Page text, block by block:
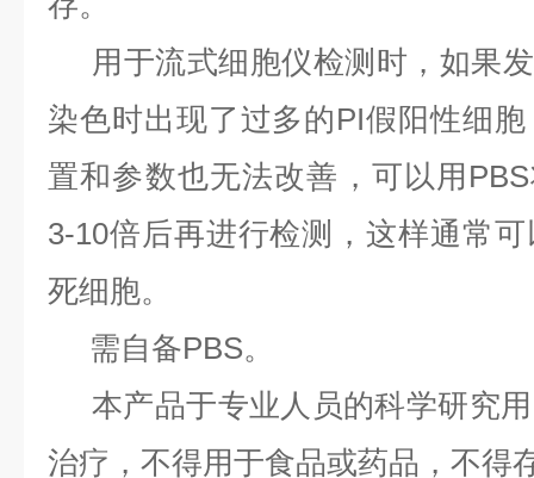
用于流式细胞仪检测时，如果发
染色时出现了过多的PI假阳性细
置和参数也无法改善，可以用
3-10倍后再进行检测，这样通常
死细胞。
需自备PBS。
本产品于专业人员的科学研究
治疗，不得用于食品或药品，不得